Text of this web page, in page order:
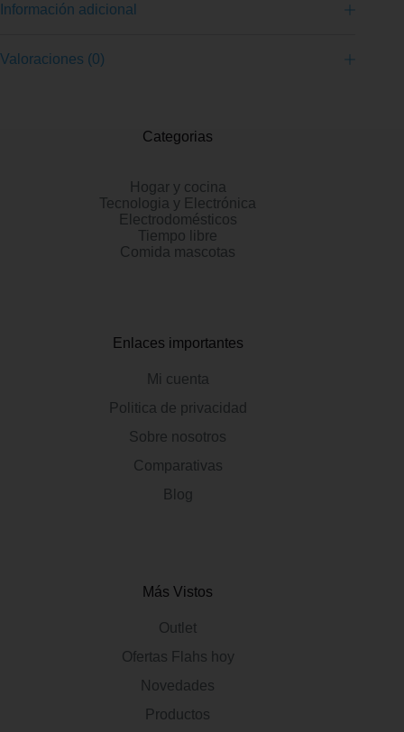
Información adicional
Valoraciones (0)
Categorias
Hogar y cocina
Tecnologia y Electrónica
Electrodomésticos
Tiempo libre
Comida mascotas
Enlaces importantes
Mi cuenta
Politica de privacidad
Sobre nosotros
Comparativas
Blog
Más Vistos
Outlet
Ofertas Flahs hoy
Novedades
Productos